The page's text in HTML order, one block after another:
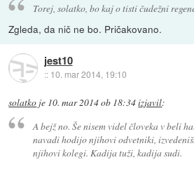
Torej, solatko, bo kaj o tisti čudežni
Zgleda, da nič ne bo. Pričakovano.
jest10
:: 10. mar 2014, 19:10
solatko je 10. mar 2014 ob 18:34izjavil:
A bejž no. Še nisem videl človeka v beli
navadi hodijo njihovi odvetniki,
njihovi kolegi. Kadija tuži, kadija sudi.